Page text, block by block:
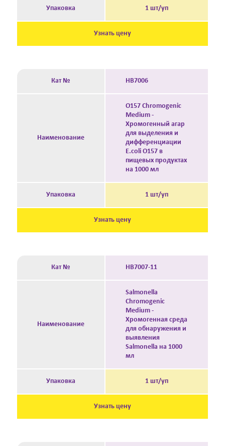
Упаковка 1 шт/уп
Узнать цену
Кат № HB7006
Наименование
O157 Chromogenic
Medium -
Хромогенный агар
для выделения и
дифференциации
E.coli O157 в
пищевых продуктах
на 1000 мл
Упаковка 1 шт/уп
Узнать цену
Кат № HB7007-11
Наименование
Salmonella
Chromogenic
Medium -
Хромогенная среда
для обнаружения и
выявления
Salmonella на 1000
мл
Упаковка 1 шт/уп
Узнать цену